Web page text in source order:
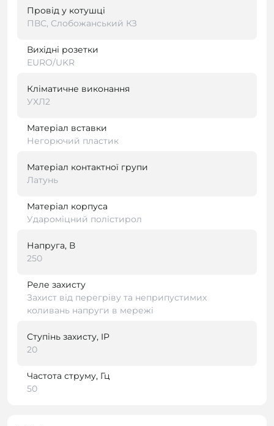
Провід у котушці
ПВС, Слобожанський КЗ
Вихідні розетки
EURO/UKR
Кліматичне виконання
УХЛ2
Матеріал вставки
Негорючий пластик
Матеріал контактної групи
Латунь
Матеріал корпуса
Удароміцний полістирол
Напруга, В
250
Реле захисту
Захист від перегріву та неприпустимих
коливань напруги в мережі
Ступінь захисту, IP
20
Частота струму, Гц
50